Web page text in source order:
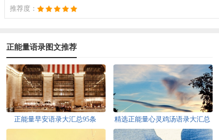
推荐度：
正能量语录图文推荐
正能量早安语录大汇总95条
精选正能量心灵鸡汤语录大汇总
84条